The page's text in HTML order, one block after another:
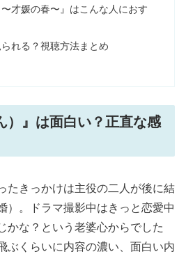
〜才媛の春〜』はこんな人におす
られる？視聴方法まとめ
）』は面白い？正直な感
たきっかけは主役の二人が後に結
）。ドラマ撮影中はきっと恋愛中
かな？という老婆心からでした
ぶくらいに内容の濃い、面白い内